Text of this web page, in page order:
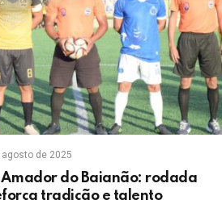
agosto de 2025
do Baianão: rodada
tradição e talento